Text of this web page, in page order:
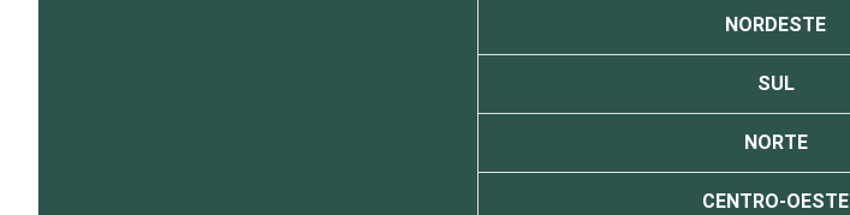
NORDESTE
SUL
NORTE
CENTRO-OESTE